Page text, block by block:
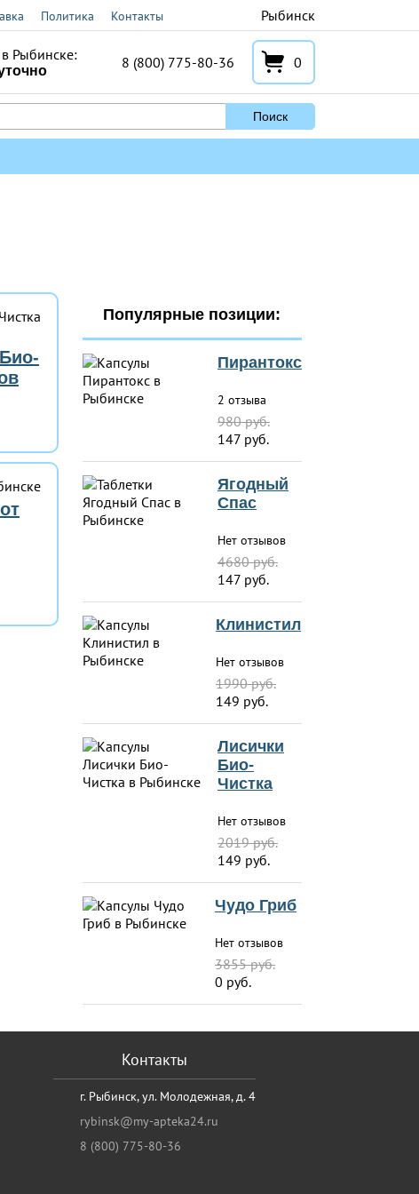
Политика Контакты Рыбинск
Рыбинске: 8 (800) 775-80-36 0
Поиск
Популярные позиции:
Пирантокс
2 отзыва
980 руб.
147 руб.
Ягодный
Спас
Нет отзывов
4680 руб.
147 руб.
Клинистил
Нет отзывов
1990 руб.
149 руб.
Лисички
Био-
Чистка
Нет отзывов
2019 руб.
149 руб.
Чудо Гриб
Нет отзывов
3855 руб.
0 руб.
Контакты
г. Рыбинск, ул. Молодежная, д. 4
rybinsk@my-apteka24.ru
8 (800) 775-80-36